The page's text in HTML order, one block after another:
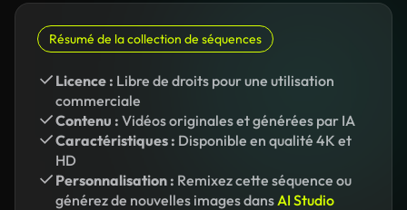
Résumé de la collection de séquences
Licence : Libre de droits pour une utilisation
commerciale
Contenu : Vidéos originales et générées par IA
Caractéristiques : Disponible en qualité 4K et
HD
Personnalisation : Remixez cette séquence ou
générez de nouvelles images dansAI Studio